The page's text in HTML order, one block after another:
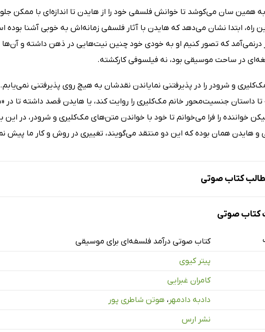
همین سان می‌کوشد تا خوانش فلسفی خود را از هایدن تا اندازه‌ای با ممکن
راه، ابتدا نشان می‌دهد که هایدن با آثار فلسفی زمانه‌اش به خوبی آشنا
درنمی‌آمد که تصور کنیم او به ‌خودی ‌خود چنین نیت‌هایی در ذهن داشته و آن‌ها
در ساحت موسیقی بود، نه فیلسوفی کارکشته.
و شرودر را در پذیرفتنی نمایاندن نقدشان به ‌هیچ‌ روی پذیرفتنی
لیکن خواننده را فرا می‌خوانم تا خود با خواندن متن‌های مک‌کلیری و شرودر، در
و هایدن همان بوده که این دو منتقد می‌گویند، تغییری در روش و کار ما پیش
کتاب صوتی
موسیقی - قسمت یک
موسیقی - قسمت دو
صوتی
کتاب صوتی درآمد فلسفه‌ای برای موسیقی
پیتر کیوی
کامران غبرایی
دادبه دادمهر ، هوتن شاطری پور
نشر ارس